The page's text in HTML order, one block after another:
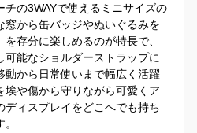
の3WAYで使えるミニサイズの
窓から缶バッジやぬいぐるみを
存分に楽しめるのが特長で、
可能なショルダーストラップに
動から日常使いまで幅広く活躍
埃や傷から守りながら可愛くア
ディスプレイをどこへでも持ち